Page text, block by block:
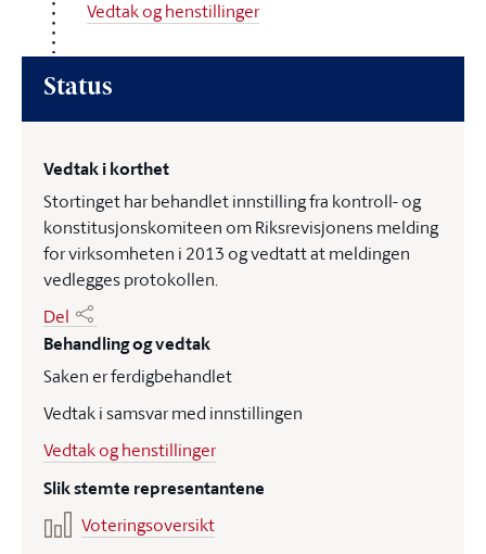
Vedtak og henstillinger
Status
Vedtak i korthet
Stortinget har behandlet innstilling fra kontroll- og
konstitusjonskomiteen om Riksrevisjonens melding
for virksomheten i 2013 og vedtatt at meldingen
vedlegges protokollen.
Del
Behandling og vedtak
Saken er ferdigbehandlet
Vedtak i samsvar med innstillingen
Vedtak og henstillinger
Slik stemte representantene
Voteringsoversikt